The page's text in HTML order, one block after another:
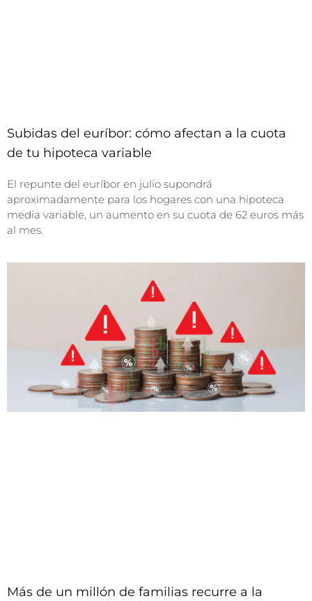
Subidas del euríbor: cómo afectan a la cuota
de tu hipoteca variable
El repunte del euríbor en julio supondrá
aproximadamente para los hogares con una hipoteca
media variable, un aumento en su cuota de 62 euros más
al mes.
Más de un millón de familias recurre a la